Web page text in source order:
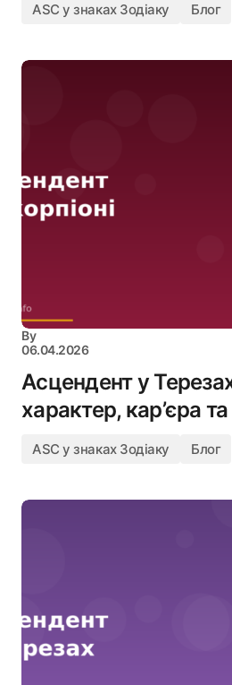
ASC у знаках Зодіаку Блог
By
06.04.2026
Асцендент у
характер, кар’єра
ASC у знаках Зодіаку Блог